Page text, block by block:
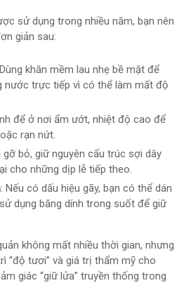
sử dụng trong nhiều năm, bạn nên
giản sau:
khăn mềm lau nhẹ bề mặt để
nước trực tiếp vì có thể làm mất độ
để ở nơi ẩm ướt, nhiệt độ cao để
rạn nứt.
gỡ bỏ, giữ nguyên cấu trúc sợi dây
cho những dịp lễ tiếp theo.
: Nếu có dấu hiệu gãy, bạn có thể dán
dụng băng dính trong suốt để giữ
không mất nhiều thời gian, nhưng
“độ tươi” và giá trị thẩm mỹ cho
giác “giữ lửa” truyền thống trong